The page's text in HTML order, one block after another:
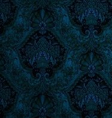
Lobo
Solitario:
La
saga
del
Kai
-
Vol.